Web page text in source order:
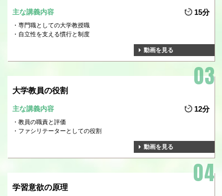
主な講義内容 15分
専門職としての大学教授職
自立性を支える慣行と制度
動画を見る
大学教員の役割
主な講義内容 12分
教員の職責と評価
ファシリテーターとしての役割
動画を見る
学習意欲の原理